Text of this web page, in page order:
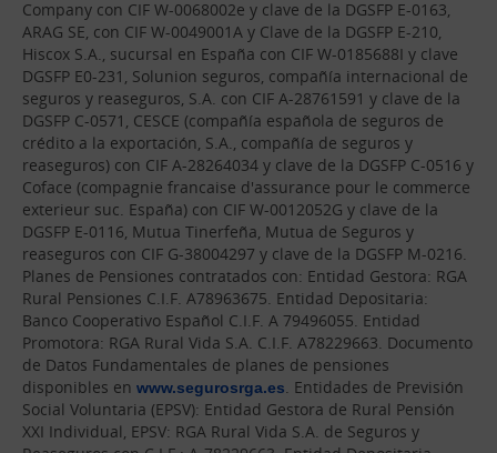
Company con CIF W-0068002e y clave de la DGSFP E-0163,
ARAG SE, con CIF W-0049001A y Clave de la DGSFP E-210,
Hiscox S.A., sucursal en España con CIF W-0185688I y clave
DGSFP E0-231, Solunion seguros, compañía internacional de
seguros y reaseguros, S.A. con CIF A-28761591 y clave de la
DGSFP C-0571, CESCE (compañía española de seguros de
crédito a la exportación, S.A., compañía de seguros y
reaseguros) con CIF A-28264034 y clave de la DGSFP C-0516 y
Coface (compagnie francaise d'assurance pour le commerce
exterieur suc. España) con CIF W-0012052G y clave de la
DGSFP E-0116, Mutua Tinerfeña, Mutua de Seguros y
reaseguros con CIF G-38004297 y clave de la DGSFP M-0216.
Planes de Pensiones contratados con: Entidad Gestora: RGA
Rural Pensiones C.I.F. A78963675. Entidad Depositaria:
Banco Cooperativo Español C.I.F. A 79496055. Entidad
Promotora: RGA Rural Vida S.A. C.I.F. A78229663. Documento
de Datos Fundamentales de planes de pensiones
disponibles en www.segurosrga.es. Entidades de Previsión
Social Voluntaria (EPSV): Entidad Gestora de Rural Pensión
XXI Individual, EPSV: RGA Rural Vida S.A. de Seguros y